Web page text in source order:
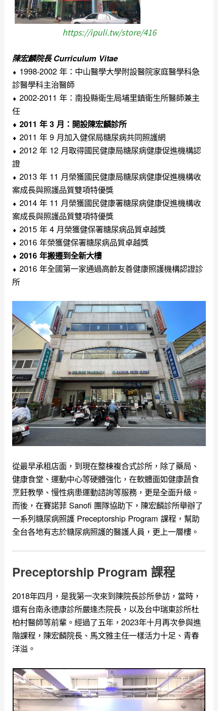
https://ipuli.tw/store/416
陳宏麟院長 Curriculum Vitae
⬧ 1998-2002 年：中山醫學大學附設醫院家庭醫學科急
診醫學科主治醫師
⬧ 2002-2011 年：南投縣衛生局埔里鎮衛生所醫師兼主
任
⬧ 2011 年 3 月：開設陳宏麟診所
⬧ 2011 年 9 月加入健保局糖尿病共同照護網
⬧ 2012 年 12 月取得國民健康局糖尿病健康促進機構認
證
⬧ 2013 年 11 月榮獲國民健康局糖尿病健康促進機構收
案成長與照護品質雙項特優獎
⬧ 2014 年 11 月榮獲國民健康署糖尿病健康促進機構收
案成長與照護品質雙項特優獎
⬧ 2015 年 4 月榮獲健保署糖尿病品質卓越獎
⬧ 2016 年榮獲健保署糖尿病品質卓越獎
⬧ 2016 年搬遷到全新大樓
⬧ 2016 年全國第一家通過高齡友善健康照護機構認證診
所
從最早承租店面，到現在整棟複合式診所，除了藥局、
健康食堂、運動中心等硬體強化，在軟體面如健康蔬食
烹飪教學、慢性病患運動諮詢等服務，更是全面升級。
而後，在賽諾菲 Sanofi 團隊協助下， 陳宏麟診所舉辦了
一系列糖尿病照護 Preceptorship Program 課程，幫助
全台各地有志於糖尿病照護的醫護人員，更上一層樓。
Preceptorship Program 課程
2018年四月，是我第一次來到陳院長診所參訪，當時，
還有台南永德康診所嚴逢杰院長，以及台中瑞東診所杜
柏村醫師等前輩。經過了五年，2023年十月再次參與進
階課程，陳宏麟院長、馬文雅主任一樣活力十足、青春
洋溢。